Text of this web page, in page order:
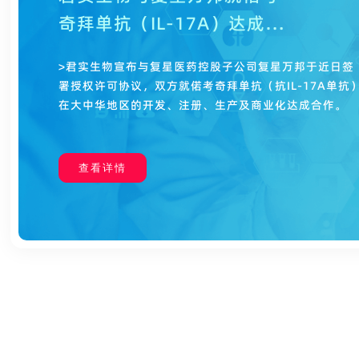
奇拜单抗（IL-17A）达成研
>君实生物宣布与复星医药控股子公司复星万邦于近日签
署授权许可协议，双方就偌考奇拜单抗（抗IL-17A单抗
在大中华地区的开发、注册、生产及商业化达成合作。
查看详情